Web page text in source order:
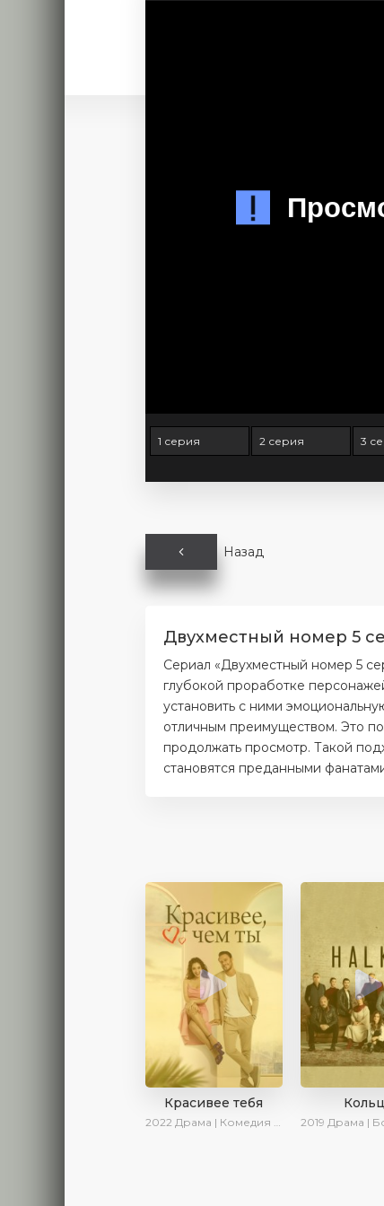
1 серия 2 серия 3
Назад
Двухместный номер 5
Сериал «Двухместный номер 5
глубокой проработке
установить с ними
отличным преимуществом. Это
продолжать просмотр. Такой
становятся преданными
Красивее тебя
2022 Драма | Комедия | SesDizi | AveTurk | Turok1990 2019 Драма | Боевик